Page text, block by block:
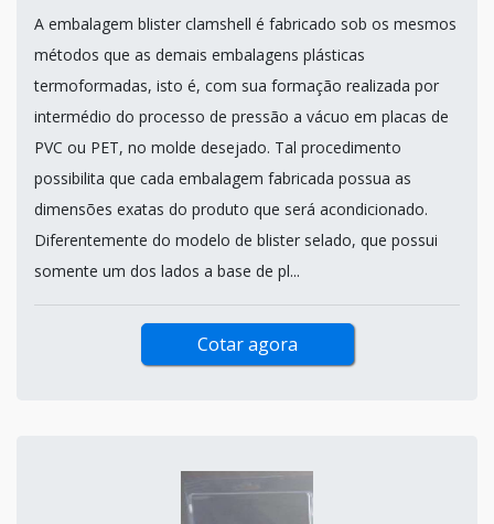
A embalagem blister clamshell é fabricado sob os mesmos
métodos que as demais embalagens plásticas
termoformadas, isto é, com sua formação realizada por
intermédio do processo de pressão a vácuo em placas de
PVC ou PET, no molde desejado. Tal procedimento
possibilita que cada embalagem fabricada possua as
dimensões exatas do produto que será acondicionado.
Diferentemente do modelo de blister selado, que possui
somente um dos lados a base de pl...
Cotar agora